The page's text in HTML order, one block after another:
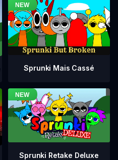
Sprunki Mais Cassé
Sprunki Retake Deluxe